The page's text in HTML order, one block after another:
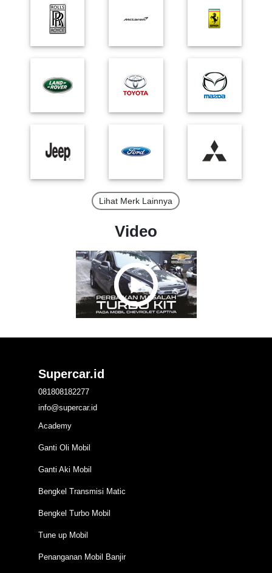
Lihat Merk Lainnya
Video
Supercar.id
081808182277
info@supercar.id
Academy
Ganti Oli Mobil
Ganti Aki Mobil
Bengkel Transmisi Matic
Bengkel Turbo Mobil
Tune up Mobil
Penanganan Mobil Banjir